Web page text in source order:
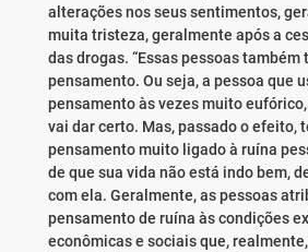
alterações nos seus sentimentos,
muita tristeza, geralmente após a
das drogas. “Essas pessoas
pensamento. Ou seja, a pessoa que
pensamento às vezes muito
vai dar certo. Mas, passado o efeito,
pensamento muito ligado à ruína
de que sua vida não está indo bem,
com ela. Geralmente, as pessoas
pensamento de ruína às condições
econômicas e sociais que,